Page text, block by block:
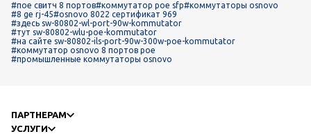
#пое свитч 8 портов#коммутатор poe sfp#коммутаторы osnovo
#8 ge rj-45#osnovo 8022 сертификат 969
#здесь sw-80802-wl-port-90w-kommutator
#тут sw-80802-wlu-poe-kommutator
#на сайте sw-80802-ils-port-90w-300w-poe-kommutator
#коммутатор osnovo 8 портов poe
#промышленные коммутаторы osnovo
ПАРТНЕРАМ
УСЛУГИ